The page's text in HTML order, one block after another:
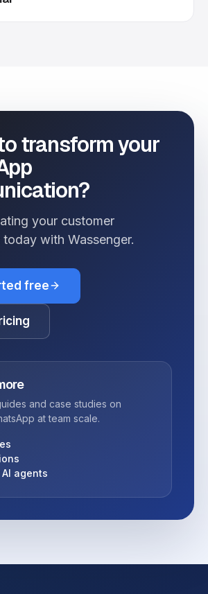
transform your
your customer
with Wassenger.
free
and case studies on
at team scale.
agents